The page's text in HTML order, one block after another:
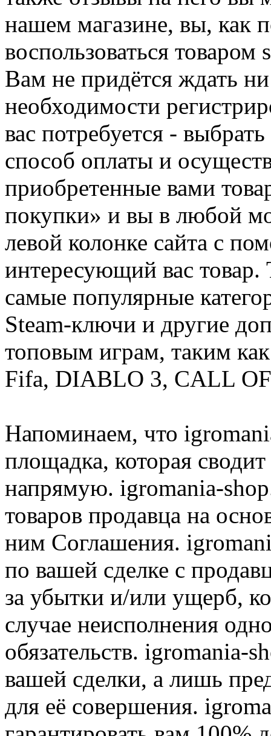
нашем магазине, вы, как
воспользоваться
Вам не придётся ждать
необходимости
вас потребуется -
способ оплаты и
приобретенные вами
покупки» и вы в любой
левой колонке сайта с
интересующий вас
самые популярные
Steam-ключи и другие
топовым играм, таким
Fifa, DIABLO 3, CALL
Напоминаем, что
площадка, которая
напрямую. igromania-
товаров продавца на
ним Соглашения.
по вашей сделке с
за убытки и/или ущерб,
случае неисполнения
обязательств. igromania-
вашей сделки, а лишь
для её совершения.